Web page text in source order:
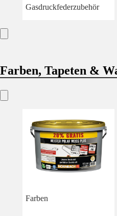
Gasdruckfederzubehör
Farben, Tapeten &
Farben